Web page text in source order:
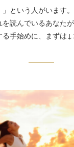
」という人がいます
を読んでいるあなた
る手始めに、まずは